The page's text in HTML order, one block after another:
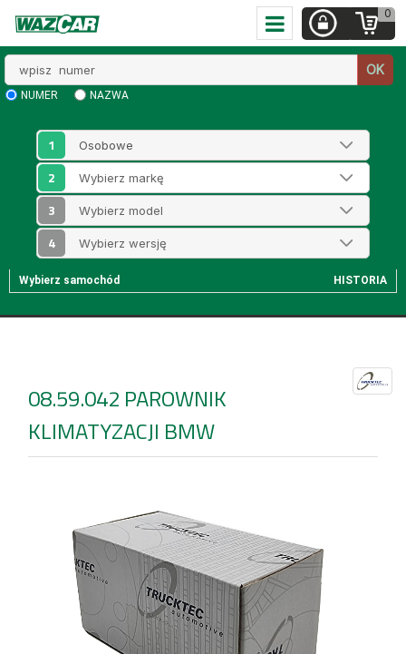
0
numer
OK
NUMER NAZWA
1
2
3
4
Wybierz samochód HISTORIA
08.59.042 PAROWNIK
KLIMATYZACJI BMW